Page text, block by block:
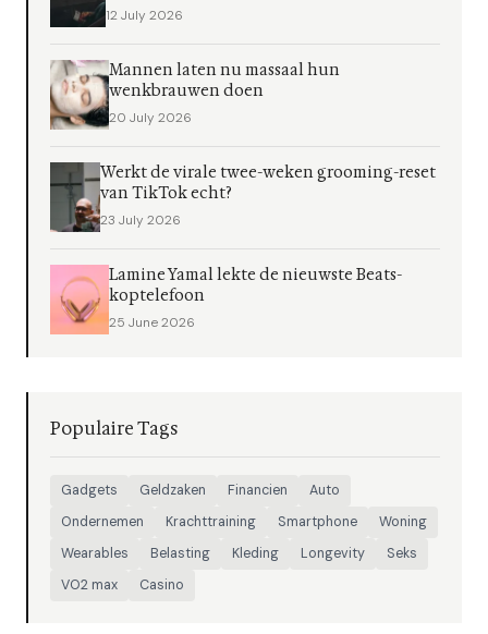
12 July 2026
Mannen laten nu massaal hun
wenkbrauwen doen
20 July 2026
Werkt de virale twee-weken grooming-reset
van TikTok echt?
23 July 2026
Lamine Yamal lekte de nieuwste Beats-
koptelefoon
25 June 2026
Populaire Tags
Gadgets Geldzaken Financien
Auto
Ondernemen
Krachttraining Smartphone
Woning
Wearables
Belasting Kleding Longevity
Seks
VO2 max
Casino